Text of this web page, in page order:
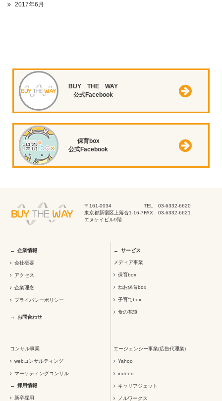
2017年6月
BUY THE WAY
公式Facebook
保育box
公式Facebook
〒161-0034
東京都新宿区上落合1-16-7
エヌケイビル9階
TEL 03-6332-6620
FAX 03-6332-6621
企業情報
会社概要
アクセス
企業理念
プライバシーポリシー
お問合わせ
サービス
メディア事業
保育box
ねお保育box
子育てbox
食の花道
コンサル事業
webコンサルティング
マーケティングコンサル
エージェンシー事業(広告代理業)
Yahoo
indeed
キャリアジェット
ノルワークス
採用情報
新卒採用